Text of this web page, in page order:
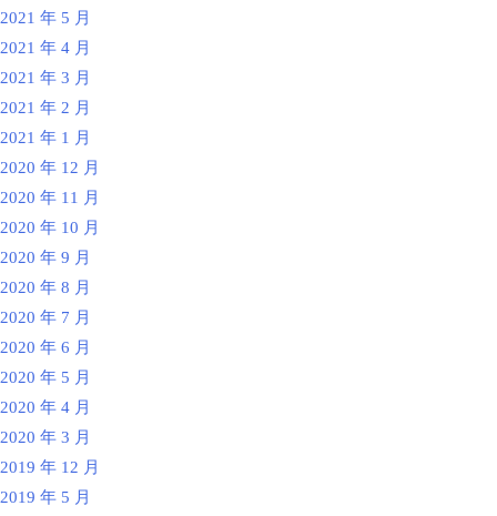
2021 年 5 月
2021 年 4 月
2021 年 3 月
2021 年 2 月
2021 年 1 月
2020 年 12 月
2020 年 11 月
2020 年 10 月
2020 年 9 月
2020 年 8 月
2020 年 7 月
2020 年 6 月
2020 年 5 月
2020 年 4 月
2020 年 3 月
2019 年 12 月
2019 年 5 月